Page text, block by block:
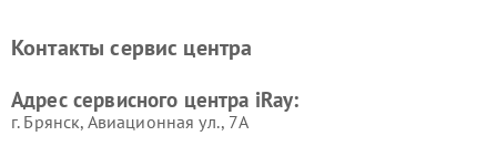
Контакты сервис центра
Адрес сервисного центра iRay:
г. Брянск, Авиационная ул., 7А